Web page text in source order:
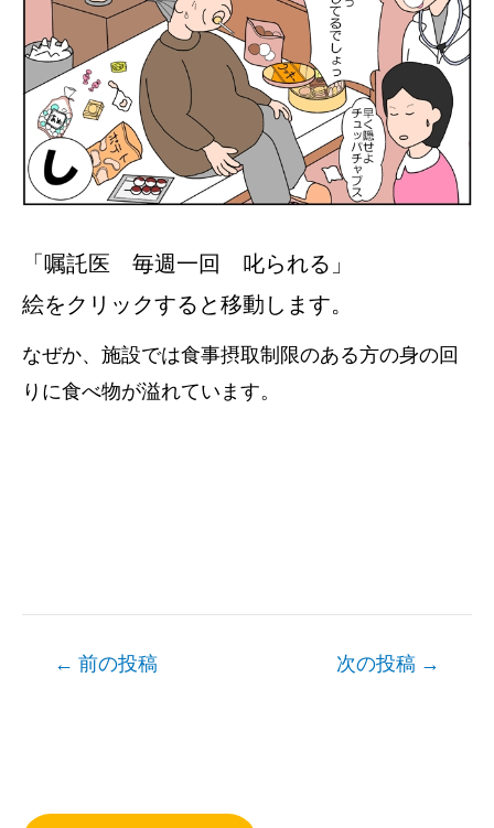
「嘱託医 毎週一回 叱られる」
絵をクリックすると移動します。
なぜか、施設では食事摂取制限のある方の身の回
りに食べ物が溢れています。
← 前の投稿 次の投稿 →